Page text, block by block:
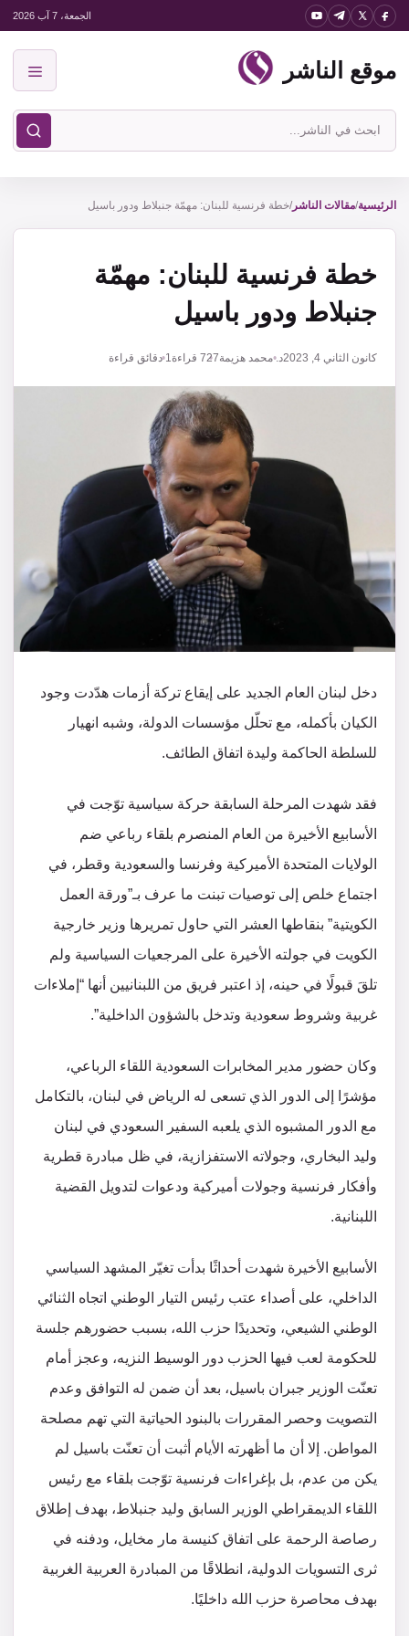
انتقل
المحتوى
الجمعة، 7 آب 2026
موقع الناشر
ابحث
في
الناشر
الرئيسية/مقالات الناشر/خطة فرنسية للبنان: مهمّة جنبلاط ودور باسيل
خطة فرنسية للبنان: مهمّة
جنبلاط ودور باسيل
كانون الثاني 4, 2023 د. محمد هزيمة727 قراءة1 دقائق قراءة
دخل لبنان العام الجديد على إيقاع تركة أزمات هدّدت وجود
الكيان بأكمله، مع تحلّل مؤسسات الدولة، وشبه انهيار
للسلطة الحاكمة وليدة اتفاق الطائف.
فقد شهدت المرحلة السابقة حركة سياسية توّجت في
الأسابيع الأخيرة من العام المنصرم بلقاء رباعي ضم
الولايات المتحدة الأميركية وفرنسا والسعودية وقطر، في
اجتماع خلص إلى توصيات تبنت ما عرف بـ”ورقة العمل
الكويتية” بنقاطها العشر التي حاول تمريرها وزير خارجية
الكويت في جولته الأخيرة على المرجعيات السياسية ولم
تلقَ قبولًا في حينه، إذ اعتبر فريق من اللبنانيين أنها “إملاءات
غربية وشروط سعودية وتدخل بالشؤون الداخلية”.
وكان حضور مدير المخابرات السعودية اللقاء الرباعي،
مؤشرًا إلى الدور الذي تسعى له الرياض في لبنان، بالتكامل
مع الدور المشبوه الذي يلعبه السفير السعودي في لبنان
وليد البخاري، وجولاته الاستفزازية، في ظل مبادرة قطرية
وأفكار فرنسية وجولات أميركية ودعوات لتدويل القضية
اللبنانية.
الأسابيع الأخيرة شهدت أحداثًا بدأت تغيّر المشهد السياسي
الداخلي، على أصداء عتب رئيس التيار الوطني اتجاه الثنائي
الوطني الشيعي، وتحديدًا حزب الله، بسبب حضورهم جلسة
للحكومة لعب فيها الحزب دور الوسيط النزيه، وعجز أمام
تعنّت الوزير جبران باسيل، بعد أن ضمن له التوافق وعدم
التصويت وحصر المقررات بالبنود الحياتية التي تهم مصلحة
المواطن. إلا أن ما أظهرته الأيام أثبت أن تعنّت باسيل لم
يكن من عدم، بل بإغراءات فرنسية توّجت بلقاء مع رئيس
اللقاء الديمقراطي الوزير السابق وليد جنبلاط، بهدف إطلاق
رصاصة الرحمة على اتفاق كنيسة مار مخايل، ودفنه في
ثرى التسويات الدولية، انطلاقًا من المبادرة العربية الغربية
بهدف محاصرة حزب الله داخليًا.